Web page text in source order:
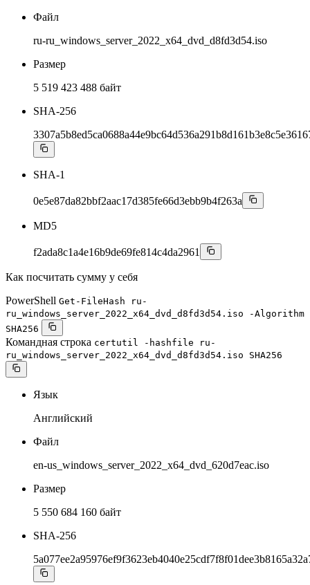
Файл
ru-ru_windows_server_2022_x64_dvd_d8fd3d54.iso
Размер
5 519 423 488 байт
SHA-256
SHA-1
0e5e87da82bbf2aac17d385fe66d3ebb9b4f263a
MD5
f2ada8c1a4e16b9de69fe814c4da2961
Как посчитать сумму у себя
PowerShell Get-FileHash ru-
ru_windows_server_2022_x64_dvd_d8fd3d54.iso -Algorithm
SHA256
Командная строка certutil -hashfile ru-
ru_windows_server_2022_x64_dvd_d8fd3d54.iso SHA256
Язык
Английский
Файл
en-us_windows_server_2022_x64_dvd_620d7eac.iso
Размер
5 550 684 160 байт
SHA-256